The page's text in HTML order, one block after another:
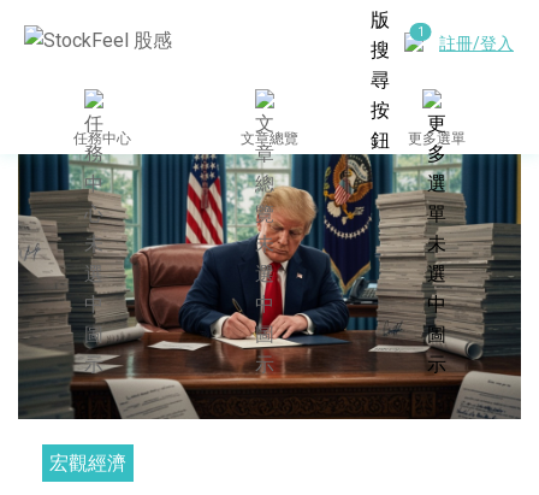
註冊/登入
任務中心 文章總覽 更多選單
宏觀經濟